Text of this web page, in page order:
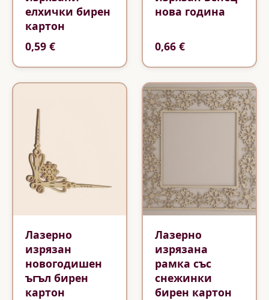
елхички бирен
картон
0,59 €
нова година
0,66 €
Лазерно
изрязан
новогодишен
ъгъл бирен
картон
Лазерно
изрязана
рамка със
снежинки
бирен картон